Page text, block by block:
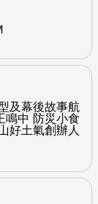
及幕後故事航
鳴中 防災小食
好土氣創辦人